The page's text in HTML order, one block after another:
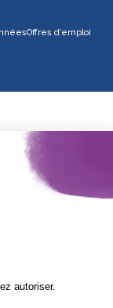
Offres d’emploi